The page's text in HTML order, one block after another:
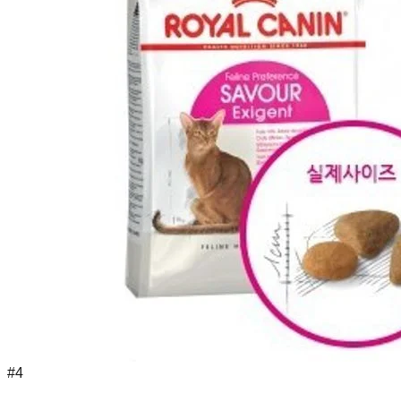
#4